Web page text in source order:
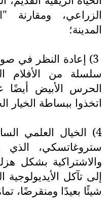
الزراعي، ومقارنة
المدينة؛
3) إعادة النظر في
سلسلة من الأفلام
الحرس الأبيض
اتخذوا ببساطة الخيار
4) الخيال العلمي
ستروغاتسكي، الذي
والاشتراكية بشكل
إلى تآكل الأيديولوجية
شيئًا بعيدًا ومنقرضًا،